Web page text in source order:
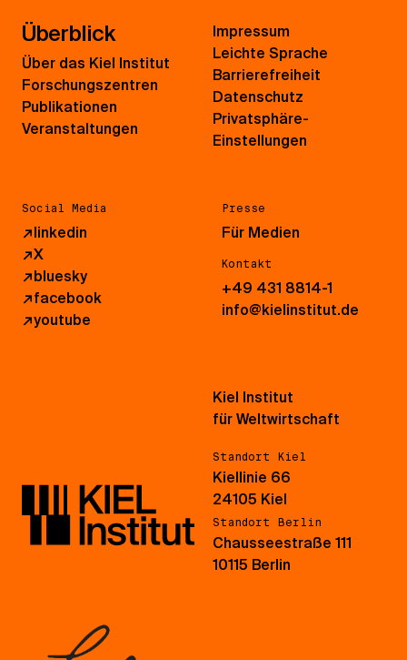
Überblick
Über das Kiel Institut
Forschungszentren
Publikationen
Veranstaltungen
Social Media
↗linkedin
↗X
↗bluesky
↗facebook
↗youtube
Presse
Für Medien
Kontakt
+49 431 8814-1
info@kielinstitut.de
Impressum
Leichte Sprache
Barrierefreiheit
Datenschutz
Privatsphäre-
Einstellungen
Kiel Institut
für Weltwirtschaft
Standort Kiel
Kiellinie 66
24105 Kiel
Standort Berlin
Chausseestraße 111
10115 Berlin